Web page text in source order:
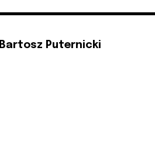
Bartosz Puternicki